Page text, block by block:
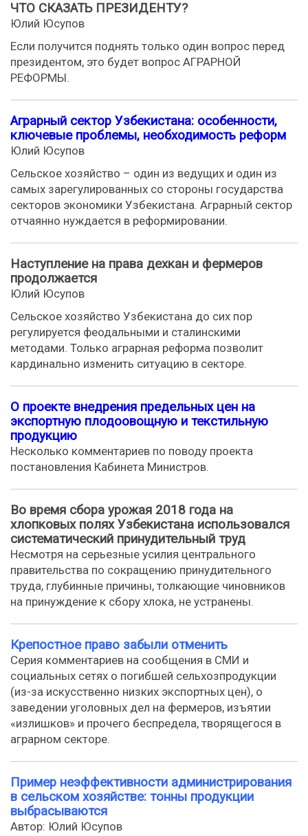
ЧТО СКАЗАТЬ ПРЕЗИДЕНТУ?
Юлий Юсупов
Если получится поднять только один вопрос перед
президентом, это будет вопрос АГРАРНОЙ
РЕФОРМЫ.
Аграрный сектор Узбекистана: особенности,
ключевые проблемы, необходимость реформ
Юлий Юсупов
Сельское хозяйство – один из ведущих и один из
самых зарегулированных со стороны государства
секторов экономики Узбекистана. Аграрный сектор
отчаянно нуждается в реформировании.
Наступление на права дехкан и фермеров
продолжается
Юлий Юсупов
Сельское хозяйство Узбекистана до сих пор
регулируется феодальными и сталинскими
методами. Только аграрная реформа позволит
кардинально изменить ситуацию в секторе.
О проекте внедрения предельных цен на
экспортную плодоовощную и текстильную
продукцию
Несколько комментариев по поводу проекта
постановления Кабинета Министров.
Во время сбора урожая 2018 года на
хлопковых полях Узбекистана использовался
систематический принудительный труд
Несмотря на серьезные усилия центрального
правительства по сокращению принудительного
труда, глубинные причины, толкающие чиновников
на принуждение к сбору хлока, не устранены.
Крепостное право забыли отменить
Серия комментариев на сообщения в СМИ и
социальных сетях о погибшей сельхозпродукции
(из-за искусственно низких экспортных цен), о
заведении уголовных дел на фермеров, изъятии
«излишков» и прочего беспредела, творящегося в
аграрном секторе.
Пример неэффективности администрирования
в сельском хозяйстве: тонны продукции
выбрасываются
Автор: Юлий Юсупов